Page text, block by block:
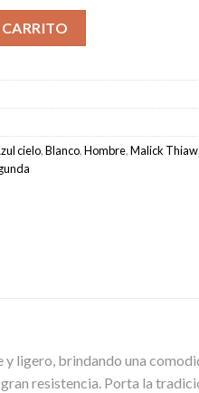
Hombre 2026/2027 -
cielo,Blanco,Hombre,Malick Thiaw,
y ligero, brindando una
resistencia. Porta la